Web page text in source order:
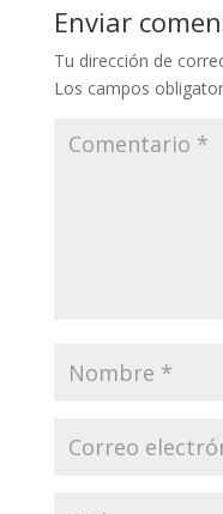
Enviar
Tu dirección de
Los campos